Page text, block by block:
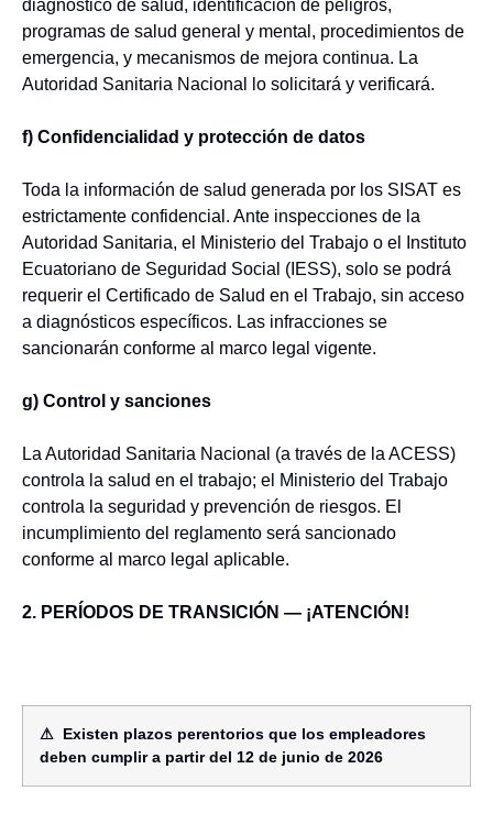
diagnóstico de salud, identificación de peligros,
programas de salud general y mental, procedimientos de
emergencia, y mecanismos de mejora continua. La
Autoridad Sanitaria Nacional lo solicitará y verificará.
f) Confidencialidad y protección de datos
Toda la información de salud generada por los SISAT es
estrictamente confidencial. Ante inspecciones de la
Autoridad Sanitaria, el Ministerio del Trabajo o el Instituto
Ecuatoriano de Seguridad Social (IESS), solo se podrá
requerir el Certificado de Salud en el Trabajo, sin acceso
a diagnósticos específicos. Las infracciones se
sancionarán conforme al marco legal vigente.
g) Control y sanciones
La Autoridad Sanitaria Nacional (a través de la ACESS)
controla la salud en el trabajo; el Ministerio del Trabajo
controla la seguridad y prevención de riesgos. El
incumplimiento del reglamento será sancionado
conforme al marco legal aplicable.
2. PERÍODOS DE TRANSICIÓN — ¡ATENCIÓN!
⚠ Existen plazos perentorios que los empleadores
deben cumplir a partir del 12 de junio de 2026